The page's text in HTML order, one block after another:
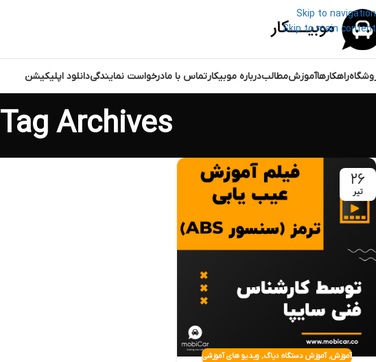
Skip to navigation
Skip to main content
راهکارهاآموزشمطالبدرباره موبیکارتماس با مادرخواست نمایندگیدانلود اپلیکیشن
Tag Archives: دیاگ زدن ای بی اس
۲۶
تیر
آموزش,آموزش دستگاه دیاگ,ویدیو های آموزشی